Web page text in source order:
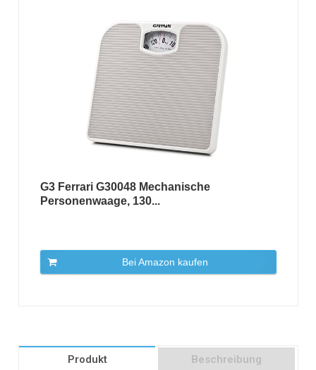
G3 Ferrari G30048 Mechanische
Personenwaage, 130...
Bei Amazon kaufen
Produkt Beschreibung